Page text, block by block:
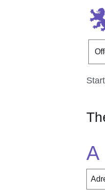
A